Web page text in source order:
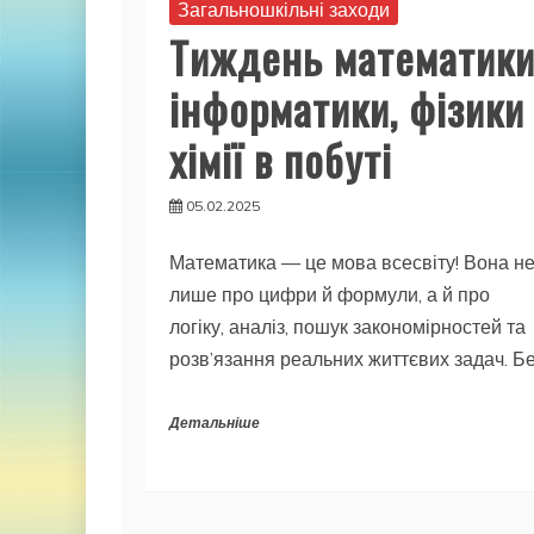
Загальношкільні заходи
Тиждень
інформатики, фізики
хімії в побуті
05.02.2025
Математика — це мова всесвіту! Вона не
лише про цифри й формули, а й про
логіку, аналіз, пошук закономірностей та
розв’язання реальних життєвих задач.
Детальніше